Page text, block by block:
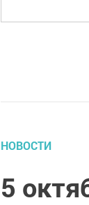
НОВОСТИ
5